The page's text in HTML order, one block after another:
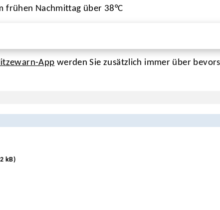
frühen Nachmittag über 38°C
App werden Sie zusätzlich immer über
kB)